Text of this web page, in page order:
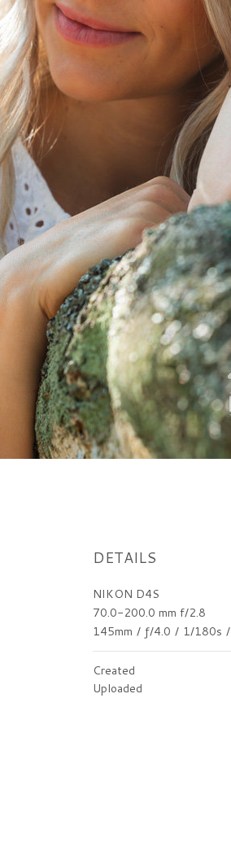
DETAILS
NIKON D4S
70.0-200.0 mm f/2.8
145mm / ƒ/4.0 / 1/180s /
Created
Uploaded